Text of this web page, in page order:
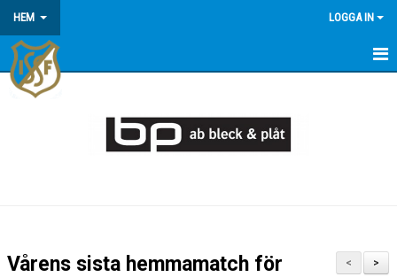
HEM LOGGA IN
HEM
>
<
Vårens sista hemmamatch för